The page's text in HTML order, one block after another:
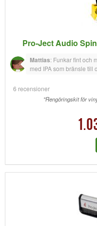
Pro-Ject Audio
Mattias: Funkar fint och
med IPA som bränsle till
6 recensioner
"Rengöringskit för